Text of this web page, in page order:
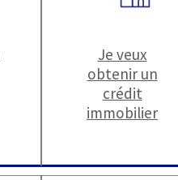
Je veux
obtenir un
crédit
immobilier